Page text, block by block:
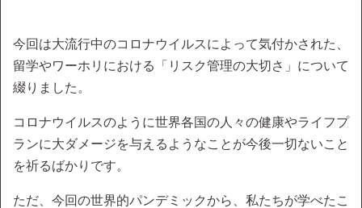
今回は大流行中のコロナウイルスによって気付かされた、
留学やワーホリにおける「リスク管理の大切さ」について
綴りました。
コロナウイルスのように世界各国の人々の健康やライフプ
ランに大ダメージを与えるようなことが今後一切ないこと
を祈るばかりです。
ただ、今回の世界的パンデミックから、私たちが学べたこ